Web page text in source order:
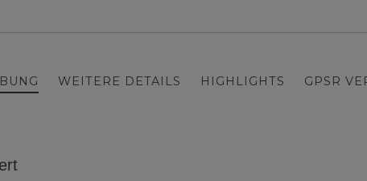
WEITERE DETAILS HIGHLIGHTS GPSR